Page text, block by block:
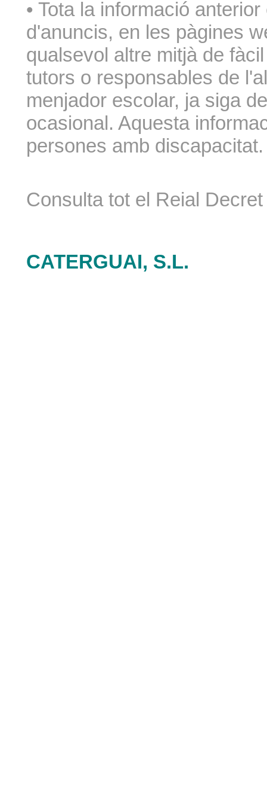
• Tota la informació
d'anuncis, en les pàgines
qualsevol altre mitjà de
tutors o responsables de
menjador escolar, ja siga
ocasional. Aquesta
persones amb discapacitat.
Consulta tot el Reial
CATERGUAI, S.L.